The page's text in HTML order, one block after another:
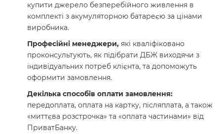
купити джерело безперебійного живлення в
комплекті з акумуляторною батареєю за цінами
виробника.
Професійні менеджери, які кваліфіковано
проконсультують, як підібрати ДБЖ виходячи з
індивідуальних потреб клієнта, та допоможуть
оформити замовлення.
Декілька способів оплати замовлення:
передоплата, оплата на картку, післяплата, а також
«миттєва розстрочка» та «оплата частинами» від
ПриватБанку.